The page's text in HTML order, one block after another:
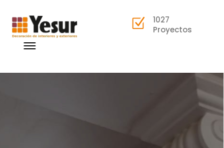
1027
Proyectos